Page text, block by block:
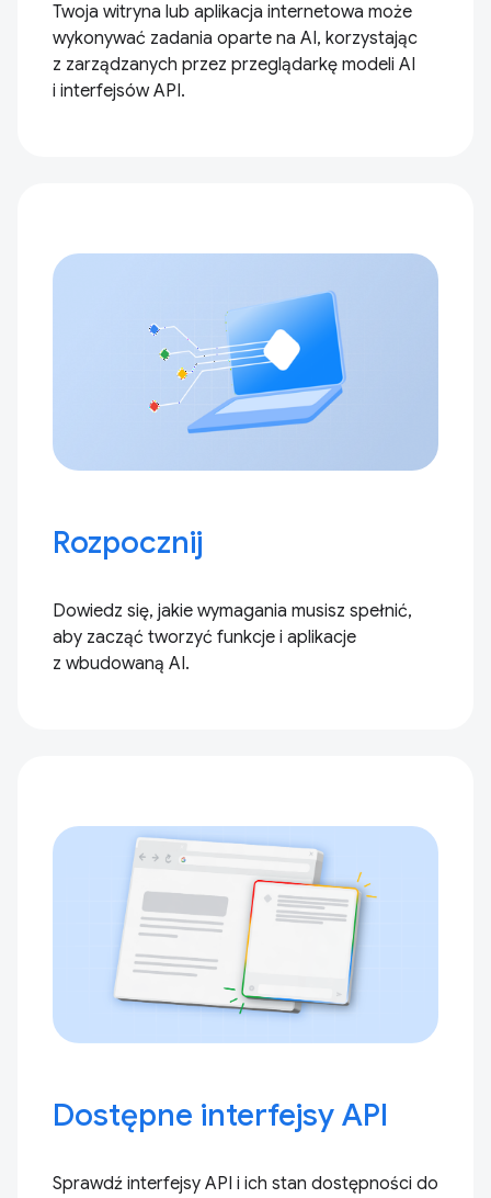
Twoja witryna lub aplikacja internetowa może
wykonywać zadania oparte na AI, korzystając
z zarządzanych przez przeglądarkę modeli AI
i interfejsów API.
Rozpocznij
Dowiedz się, jakie wymagania musisz spełnić,
aby zacząć tworzyć funkcje i aplikacje
z wbudowaną AI.
Dostępne interfejsy API
Sprawdź interfejsy API i ich stan dostępności do